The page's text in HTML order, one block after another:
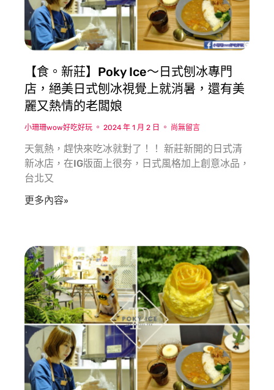
【食。新莊】Poky Ice〜日式刨冰專門
店，絕美日式刨冰視覺上就消暑，還有美
麗又熱情的老闆娘
小珊珊wow好吃好玩 2024 年 1 月 2 日 尚無留言
天氣熱，趕快來吃冰就對了！！ 新莊新開的日式清
新冰店，在IG版面上很夯，日式風格加上創意冰品，
台北又
更多內容»